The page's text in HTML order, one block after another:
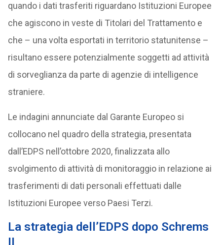
quando i dati trasferiti riguardano Istituzioni Europee
che agiscono in veste di Titolari del Trattamento e
che – una volta esportati in territorio statunitense –
risultano essere potenzialmente soggetti ad attività
di sorveglianza da parte di agenzie di intelligence
straniere.
Le indagini annunciate dal Garante Europeo si
collocano nel quadro della strategia, presentata
dall’EDPS nell’ottobre 2020, finalizzata allo
svolgimento di attività di monitoraggio in relazione ai
trasferimenti di dati personali effettuati dalle
Istituzioni Europee verso Paesi Terzi.
La strategia dell’EDPS dopo Schrems
II